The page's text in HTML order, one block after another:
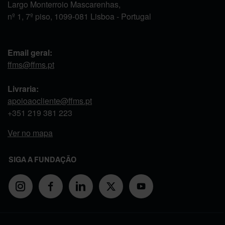
Largo Monterroio Mascarenhas,
nº 1, 7º piso, 1099-081 Lisboa - Portugal
Email geral:
ffms@ffms.pt
Livraria:
apoioaocliente@ffms.pt
+351 219 381 223
Ver no mapa
SIGA A FUNDAÇÃO